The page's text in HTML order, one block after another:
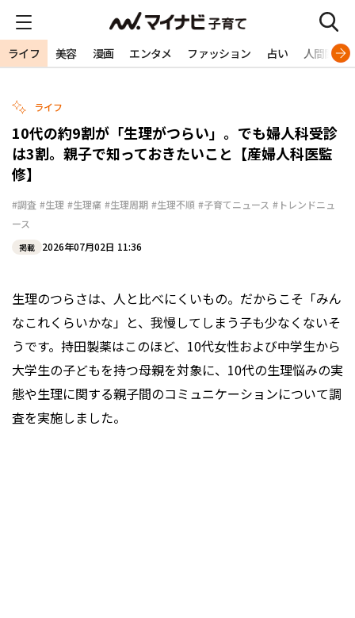
ライフ 美容 漫画 エンタメ ファッション 占い 人間関係
ライフ
10代の約9割が「生理がつらい」。でも婦人科受診
は3割。親子で知っておきたいこと【産婦人科医監
修】
#調査 #生理 #生理痛 #生理周期 #生理不順 #子育てニュース #トレンドニュ
ース
掲載 2026年07月02日 11:36
生理のつらさは、人と比べにくいもの。だからこそ「みん
なこれくらいかな」と、我慢してしまう子も少なくないそ
うです。持田製薬はこのほど、10代女性および中学生から
大学生の子どもを持つ母親を対象に、10代の生理悩みの実
態や生理に関する親子間のコミュニケーションについて調
査を実施しました。